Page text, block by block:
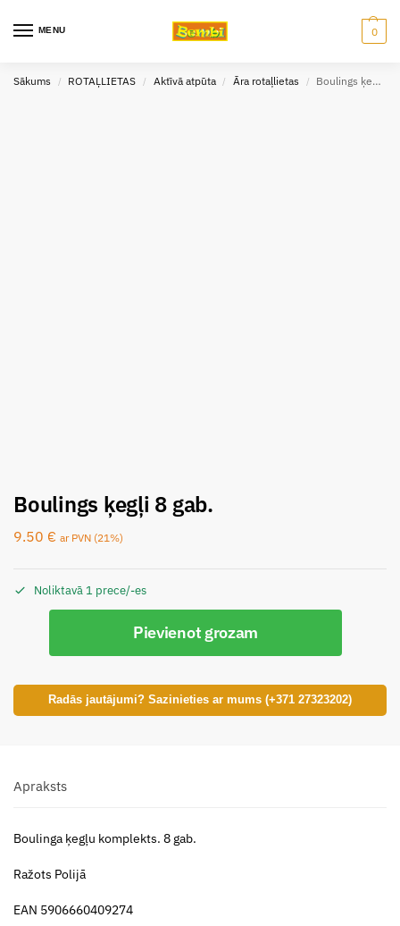
MENU 0
Sākums / ROTAĻLIETAS / Aktīvā atpūta / Āra rotaļlietas / Boulings ķegļi 8 gab.
Boulings ķegļi 8 gab.
9.50 € ar PVN (21%)
Noliktavā 1 prece/-es
Pievienot grozam
Radās jautājumi? Sazinieties ar mums (+371 27323202)
Apraksts
Boulinga ķegļu komplekts. 8 gab.
Ražots Polijā
EAN 5906660409274